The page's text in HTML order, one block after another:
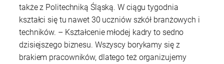
także z Politechniką Śląską. W ciągu tygodnia
kształci się tu nawet 30 uczniów szkół branżowych i
techników. – Kształcenie młodej kadry to sedno
dzisiejszego biznesu. Wszyscy borykamy się z
brakiem pracowników, dlatego też organizujemy